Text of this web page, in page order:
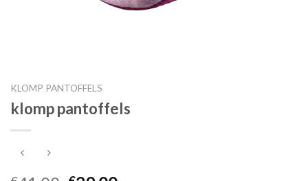
KLOMP PANTOFFELS
klomp pantoffels